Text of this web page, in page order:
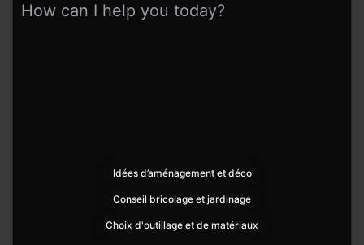
How can I help you today?
Idées d’aménagement et déco
Conseil bricolage et jardinage
Choix d'outillage et de matériaux